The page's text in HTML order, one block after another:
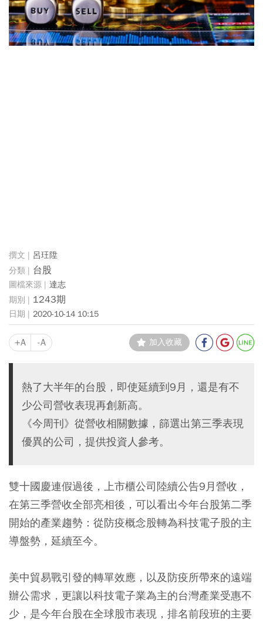
呂玨陞
台股
達志
1243期
2020-10-14 10:15
+A -A 加入收藏
熱了大半年的台股，即使延續到9月，還是有不
少公司營收表現再創新高。
《今周刊》從營收相關數據，篩選出第三季表現
優異的公司，提供投資人參考。
雙十國慶連假過後，上市櫃公司陸續公告9月營收，
在第三季營收全部亮相後，可以看出今年台股第二季
開始的產業趨勢：從防疫概念股轉為科技電子股的主
導盤勢，延續至今。
美中貿易戰引發的轉單效應，以及防疫所帶來的遠端
辦公需求，更讓以科技電子業為主的台灣產業受惠不
少，是今年台股在全球股市表現，排名前段班的主要